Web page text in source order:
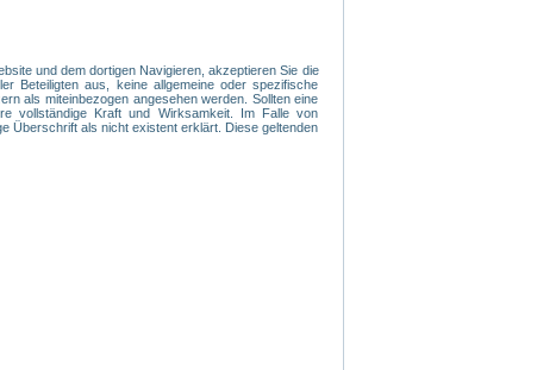
und dem dortigen Navigieren, akzeptieren Sie die
Beteiligten aus, keine allgemeine oder spezifische
als miteinbezogen angesehen werden. Sollten eine
vollständige Kraft und Wirksamkeit. Im Falle von
Überschrift als nicht existent erklärt. Diese geltenden